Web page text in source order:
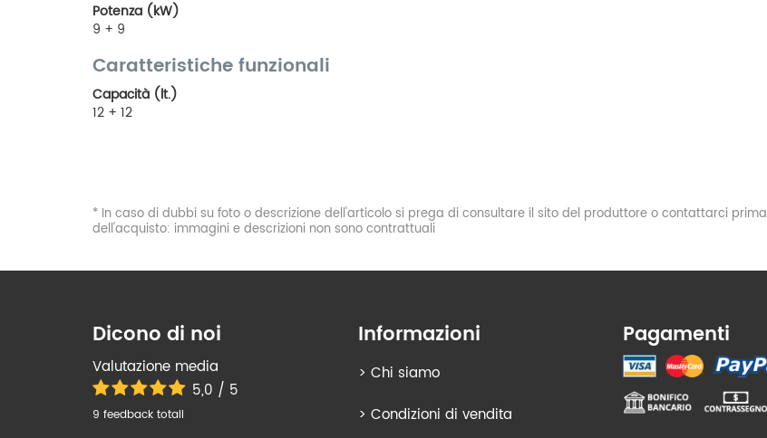
Potenza (kW)
9 + 9
Caratteristiche funzionali
Capacità (lt.)
12 + 12
* In caso di dubbi su foto o descrizione dell'articolo si prega di consultare il sito del produttore o contattarci prima
dell'acquisto: immagini e descrizioni non sono contrattuali
Dicono di noi
Valutazione media
5,0 / 5
9 feedback totali
Informazioni
> Chi siamo
> Condizioni di vendita
Pagamenti